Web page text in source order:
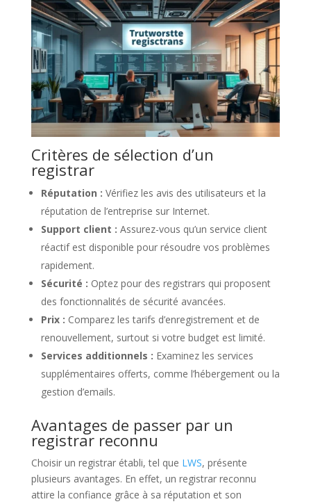
Critères de sélection d’un
registrar
Réputation : Vérifiez les avis des utilisateurs et la
réputation de l’entreprise sur Internet.
Support client : Assurez-vous qu’un service client
réactif est disponible pour résoudre vos problèmes
rapidement.
Sécurité : Optez pour des registrars qui proposent
des fonctionnalités de sécurité avancées.
Prix : Comparez les tarifs d’enregistrement et de
renouvellement, surtout si votre budget est limité.
Services additionnels : Examinez les services
supplémentaires offerts, comme l’hébergement ou la
gestion d’emails.
Avantages de passer par un
registrar reconnu
Choisir un registrar établi, tel que LWS, présente
plusieurs avantages. En effet, un registrar reconnu
attire la confiance grâce à sa réputation et son